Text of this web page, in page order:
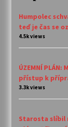
Humpolec
teď je čas se
4.5k views
ÚZEMNÍ
přístup k
3.3k views
Starosta slíbil